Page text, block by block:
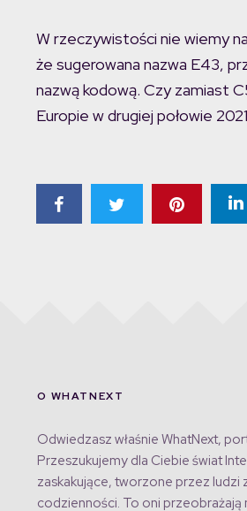
W rzeczywistości nie wiemy
że sugerowana nazwa E43,
nazwą kodową. Czy zamiast
Europie w drugiej połowie
O WHATNEXT
Odwiedzasz właśnie WhatNext,
Przeszukujemy dla Ciebie świat
zaskakujące, tworzone przez ludzi
codzienności. To oni przeobrażają